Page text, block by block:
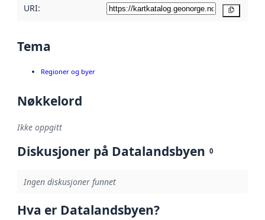
URI:
Tema
Regioner og byer
Nøkkelord
Ikke oppgitt
Diskusjoner på Datalandsbyen 0
Ingen diskusjoner funnet
Hva er Datalandsbyen?